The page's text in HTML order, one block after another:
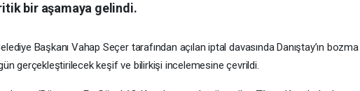
bir aşamaya gelindi.
Başkanı Vahap Seçer tarafından açılan iptal davasında Danıştay’ın bozma
gerçekleştirilecek keşif ve bilirkişi incelemesine çevrildi.